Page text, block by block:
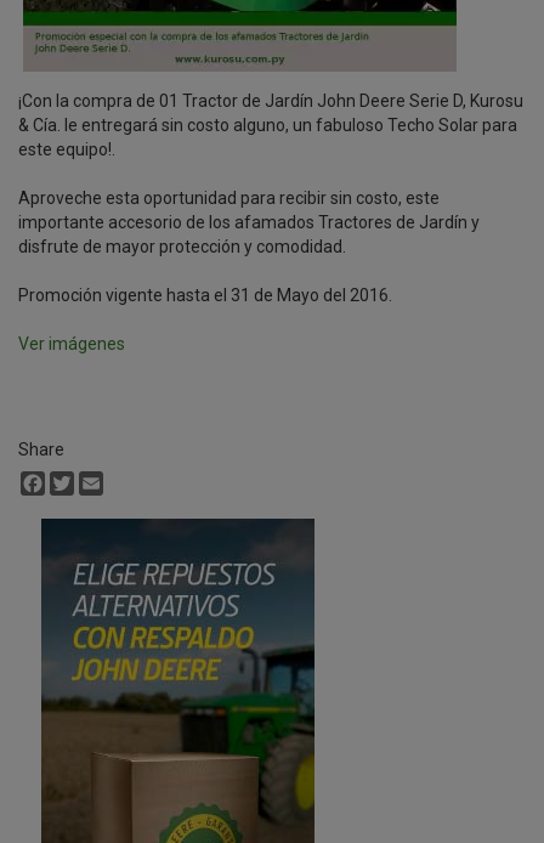
¡Con la compra de 01 Tractor de Jardín John Deere Serie D, Kurosu
& Cía. le entregará sin costo alguno, un fabuloso Techo Solar para
este equipo!.
Aproveche esta oportunidad para recibir sin costo, este
importante accesorio de los afamados Tractores de Jardín y
disfrute de mayor protección y comodidad.
Promoción vigente hasta el 31 de Mayo del 2016.
Ver imágenes
Share
Facebook
Twitter